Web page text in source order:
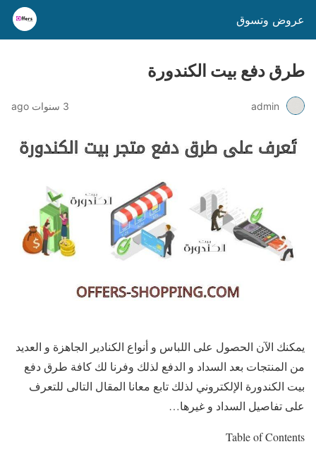
عروض وتسوق
طرق دفع بيت الكندورة
admin 3 سنوات ago
يمكنك الآن الحصول على اللباس و أنواع الكنادير الجاهزة و العديد
من المنتجات بعد السداد و الدفع لذلك وفرنا لك كافة طرق دفع
بيت الكندورة الإلكتروني لذلك تابع معانا المقال التالى للتعرف
على تفاصيل السداد و غيرها…
Table of Contents